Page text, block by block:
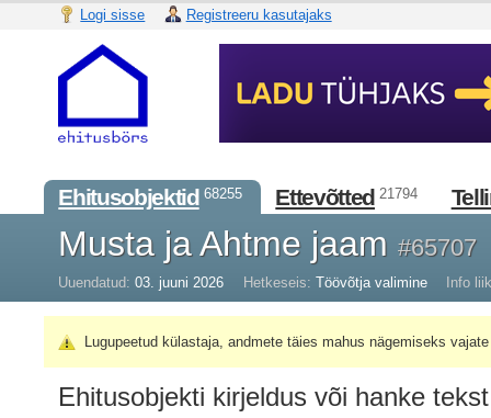
Logi sisse Registreeru kasutajaks
Ehitusobjektid 68255 Ettevõtted 21794
Musta ja Ahtme jaam#65707
Uuendatud: 03. juuni 2026 Hetkeseis: Töövõtja valimine Info
Lugupeetud külastaja, andmete täies mahus nägemiseks
Ehitusobjekti kirjeldus või hanke tekst